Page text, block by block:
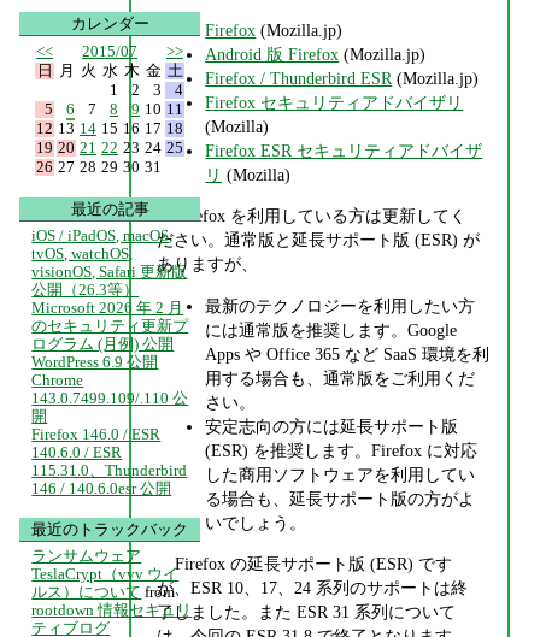
Firefox (Mozilla.jp)
Android 版 Firefox (Mozilla.jp)
Firefox / Thunderbird ESR (Mozilla.jp)
Firefox セキュリティアドバイザリ
(Mozilla)
Firefox ESR セキュリティアドバイザ
リ (Mozilla)
Firefox を利用している方は更新してく
ださい。通常版と延長サポート版 (ESR) が
ありますが、
最新のテクノロジーを利用したい方
には通常版を推奨します。Google
Apps や Office 365 など SaaS 環境を利
用する場合も、通常版をご利用くだ
さい。
安定志向の方には延長サポート版
(ESR) を推奨します。Firefox に対応
した商用ソフトウェアを利用してい
る場合も、延長サポート版の方がよ
いでしょう。
Firefox の延長サポート版 (ESR) です
が、ESR 10、17、24 系列のサポートは終
了しました。また ESR 31 系列について
カレンダー
<<
2015/07
>>
日
月 火 水 木 金 土
1
2 3
4
5
6 7 8 9 10 11
12 13 14 15 16 17 18
19 20 21 22 23 24 25
26 27 28 29 30 31
最近の記事
iOS / iPadOS, macOS,
tvOS, watchOS,
visionOS, Safari 更新版
公開（26.3等）
Microsoft 2026 年 2 月
のセキュリティ更新プ
ログラム (月例) 公開
WordPress 6.9 公開
Chrome
143.0.7499.109/.110 公
開
Firefox 146.0 / ESR
140.6.0 / ESR
115.31.0、Thunderbird
146 / 140.6.0esr 公開
最近のトラックバック
ランサムウェア
TeslaCrypt（vvv ウイ
ルス）について from
rootdown 情報セキュリ
ティブログ